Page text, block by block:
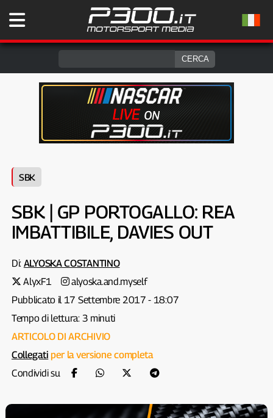
SBK
SBK | GP PORTOGALLO: REA
IMBATTIBILE, DAVIES OUT
Di: ALYOSKA COSTANTINO
AlyxF1
alyoska.and.myself
Pubblicato il 17 Settembre 2017 - 18:07
Tempo di lettura: 3 minuti
ARTICOLO DI ARCHIVIO
Collegati per la versione completa
Condividi su